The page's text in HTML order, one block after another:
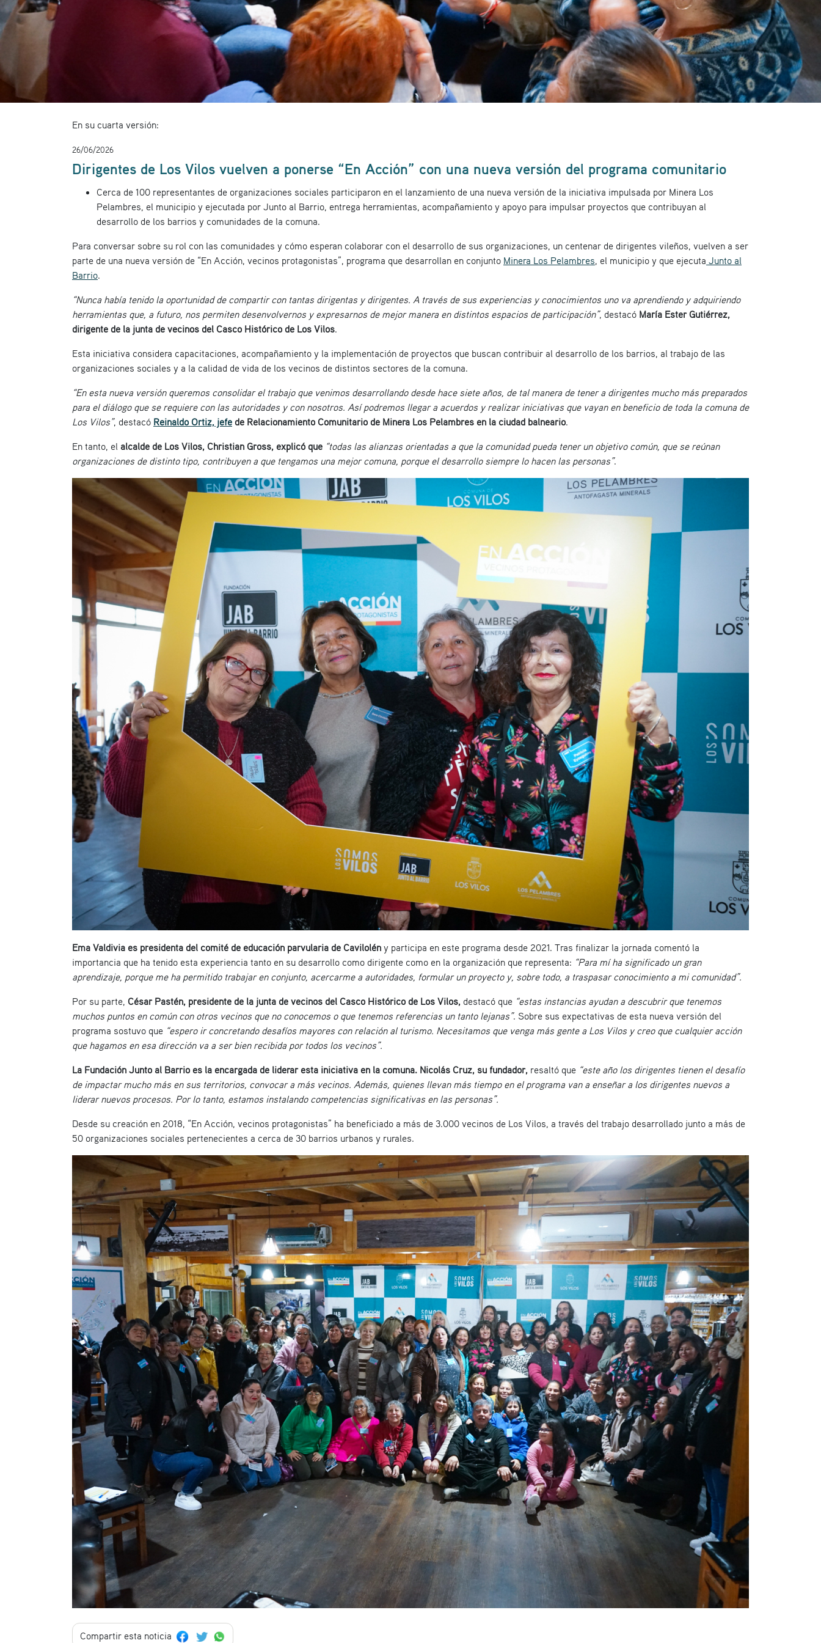
En su cuarta versión:
26/06/2026
Dirigentes de Los Vilos vuelven a ponerse “En Acción” con una nueva versión del programa comunitario
Cerca de 100 representantes de organizaciones sociales participaron en el lanzamiento de una nueva versión de la iniciativa impulsada por Minera Los
Pelambres, el municipio y ejecutada por Junto al Barrio, entrega herramientas, acompañamiento y apoyo para impulsar proyectos que contribuyan al
desarrollo de los barrios y comunidades de la comuna.
Para conversar sobre su rol con las comunidades y cómo esperan colaborar con el desarrollo de sus organizaciones, un centenar de dirigentes vileños, vuelven a ser
parte de una nueva versión de “En Acción, vecinos protagonistas”, programa que desarrollan en conjunto Minera Los Pelambres, el municipio y que ejecuta Junto al
Barrio.
“Nunca había tenido la oportunidad de compartir con tantas dirigentas y dirigentes. A través de sus experiencias y conocimientos uno va aprendiendo y adquiriendo
herramientas que, a futuro, nos permiten desenvolvernos y expresarnos de mejor manera en distintos espacios de participación”, destacó María Ester Gutiérrez,
dirigente de la junta de vecinos del Casco Histórico de Los Vilos.
Esta iniciativa considera capacitaciones, acompañamiento y la implementación de proyectos que buscan contribuir al desarrollo de los barrios, al trabajo de las
organizaciones sociales y a la calidad de vida de los vecinos de distintos sectores de la comuna.
“En esta nueva versión queremos consolidar el trabajo que venimos desarrollando desde hace siete años, de tal manera de tener a dirigentes mucho más preparados
para el diálogo que se requiere con las autoridades y con nosotros. Así podremos llegar a acuerdos y realizar iniciativas que vayan en beneficio de toda la comuna de
Los Vilos”, destacó Reinaldo Ortiz, jefe de Relacionamiento Comunitario de Minera Los Pelambres en la ciudad balneario.
En tanto, el alcalde de Los Vilos, Christian Gross, explicó que “todas las alianzas orientadas a que la comunidad pueda tener un objetivo común, que se reúnan
organizaciones de distinto tipo, contribuyen a que tengamos una mejor comuna, porque el desarrollo siempre lo hacen las personas”.
Ema Valdivia es presidenta del comité de educación parvularia de Cavilolén y participa en este programa desde 2021. Tras finalizar la jornada comentó la
importancia que ha tenido esta experiencia tanto en su desarrollo como dirigente como en la organización que representa: “Para mí ha significado un gran
aprendizaje, porque me ha permitido trabajar en conjunto, acercarme a autoridades, formular un proyecto y, sobre todo, a traspasar conocimiento a mi comunidad”.
Por su parte, César Pastén, presidente de la junta de vecinos del Casco Histórico de Los Vilos, destacó que “estas instancias ayudan a descubrir que tenemos
muchos puntos en común con otros vecinos que no conocemos o que tenemos referencias un tanto lejanas”. Sobre sus expectativas de esta nueva versión del
programa sostuvo que “espero ir concretando desafíos mayores con relación al turismo. Necesitamos que venga más gente a Los Vilos y creo que cualquier acción
que hagamos en esa dirección va a ser bien recibida por todos los vecinos”.
La Fundación Junto al Barrio es la encargada de liderar esta iniciativa en la comuna. Nicolás Cruz, su fundador, resaltó que “este año los dirigentes tienen el desafío
de impactar mucho más en sus territorios, convocar a más vecinos. Además, quienes llevan más tiempo en el programa van a enseñar a los dirigentes nuevos a
liderar nuevos procesos. Por lo tanto, estamos instalando competencias significativas en las personas”.
Desde su creación en 2018, “En Acción, vecinos protagonistas” ha beneficiado a más de 3.000 vecinos de Los Vilos, a través del trabajo desarrollado junto a más de
50 organizaciones sociales pertenecientes a cerca de 30 barrios urbanos y rurales.
Compartir esta noticia